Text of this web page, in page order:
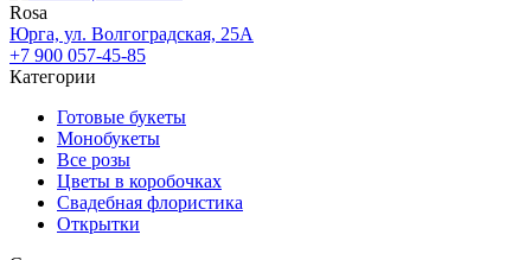
Rosa
Юрга, ул. Волгоградская, 25А
+7 900 057-45-85
Категории
Готовые букеты
Монобукеты
Все розы
Цветы в коробочках
Свадебная флористика
Открытки